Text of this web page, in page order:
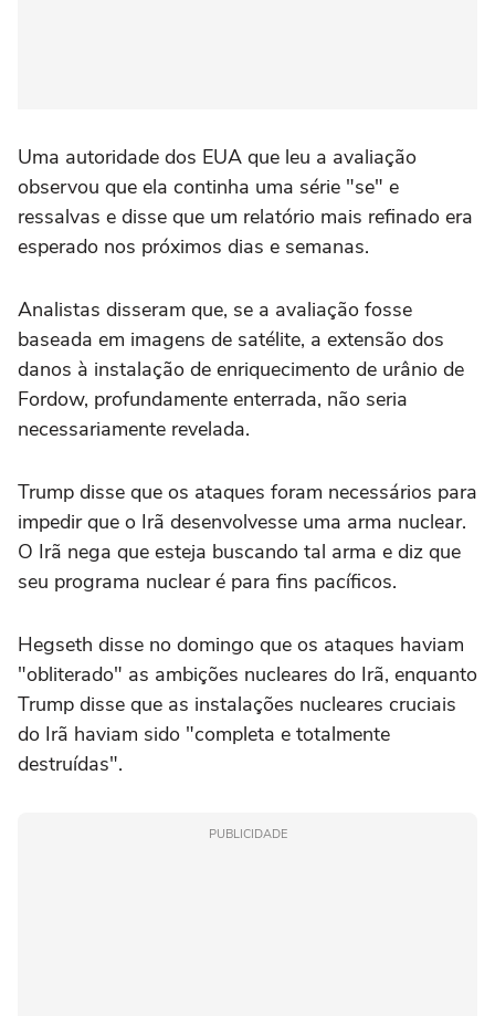
Uma autoridade dos EUA que leu a avaliação
observou que ela continha uma série "se" e
ressalvas e disse que um relatório mais refinado era
esperado nos próximos dias e semanas.
Analistas disseram que, se a avaliação fosse
baseada em imagens de satélite, a extensão dos
danos à instalação de enriquecimento de urânio de
Fordow, profundamente enterrada, não seria
necessariamente revelada.
Trump disse que os ataques foram necessários para
impedir que o Irã desenvolvesse uma arma nuclear.
O Irã nega que esteja buscando tal arma e diz que
seu programa nuclear é para fins pacíficos.
Hegseth disse no domingo que os ataques haviam
"obliterado" as ambições nucleares do Irã, enquanto
Trump disse que as instalações nucleares cruciais
do Irã haviam sido "completa e totalmente
destruídas".
PUBLICIDADE